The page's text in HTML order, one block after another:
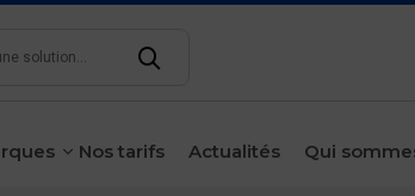
Rechercher
menu voir le sous-menu
Nos tarifs Actualités Qui